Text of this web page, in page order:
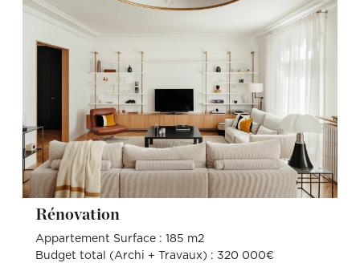
Rénovation
Appartement Surface : 185 m2
Budget total (Archi + Travaux) : 320 000€